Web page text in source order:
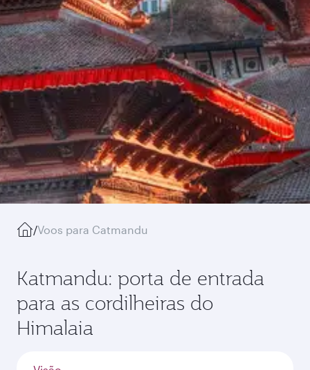
/Voos para Catmandu
Katmandu: porta de entrada
para as cordilheiras do
Himalaia